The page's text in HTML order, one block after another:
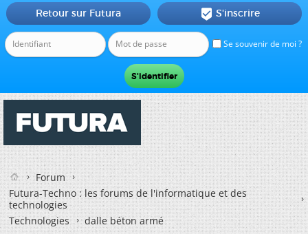
Se souvenir de moi ?
Retour sur Futura  S'inscrire
Forum
Futura-Techno : les forums de l'informatique et des
technologies
Technologies
dalle béton armé